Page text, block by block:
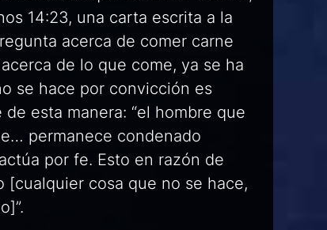
14:23, una carta escrita a la
acerca de comer carne
de lo que come, ya se ha
se hace por convicción es
esta manera: “el hombre que
permanece condenado
por fe. Esto en razón de
cosa que no se hace,